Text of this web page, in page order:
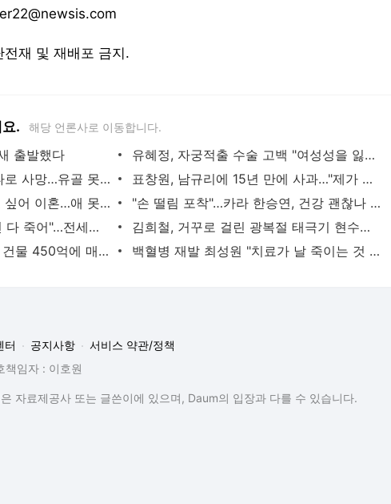
재 및 재배포 금지.
. 해당 언론사로 이동합니다.
출발했다
유혜정, 자궁적출 수술 고백 "여성성을 잃는 것이…"
김정렬 "친형 군대서 구타로 사망…유골 못 찾아"
표창원, 남규리에 15년 만에 사과…"제가 틀렸습니다"
하리수 "미키정 보내주고 싶어 이혼…애 못 낳아 미안했다"
"손 떨림 포착"…카라 한승연, 건강 괜찮나 팬들 '걱정'
차가원 "○○○ 까면 주변 다 죽어"…전세금 미반환 속 녹취 폭로 파장
김희철, 거꾸로 걸린 광복절 태극기 현수막에 "X돌았네"
"서장훈, 28억에 산 서초 건물 450억에 매물로"
백혈병 재발 최성원 "치료가 날 죽이는 것 같았다" 눈물
터 공지사항
서비스 약관/정책
책임자 : 이호원
자료제공사 또는 글쓴이에 있으며, Daum의 입장과 다를 수 있습니다.